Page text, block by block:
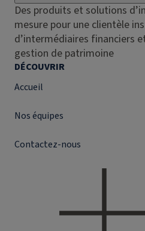
Des produits et solutions
mesure pour une clientèle
d’intermédiaires financiers
gestion de patrimoine
DÉCOUVRIR
Accueil
Nos équipes
Contactez-nous